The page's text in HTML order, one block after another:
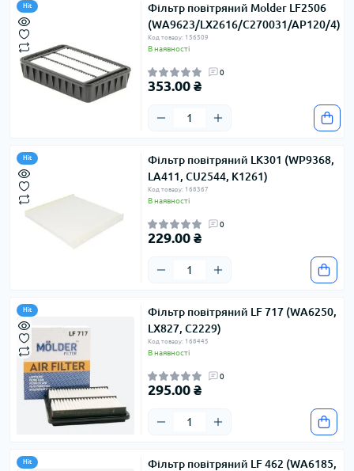
Hit
Фільтр повітряний Molder LF2506
(WA9623/LX2616/C270031/AP120/4)
Код товару: 156509
В наявності
0
353.00 ₴
Hit
Фільтр повітряний LK301 (WP9368,
LA411, CU2544, K1261)
Код товару: 168367
В наявності
0
229.00 ₴
Hit
Фільтр повітряний LF 717 (WA6250,
LX827, C2229)
Код товару: 168445
В наявності
0
295.00 ₴
Hit
Фільтр повітряний LF 462 (WA6185,